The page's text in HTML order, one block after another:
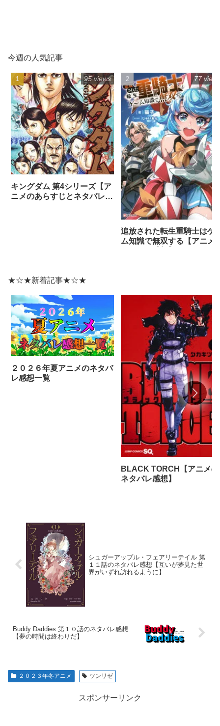
今週の人気記事
キングダム 第4シリーズ【ア
ニメのあらすじとネタバレ感
95 views
追放された転生重騎士はゲ
ム知識で無双する【アニメ
77
★☆★新着記事★☆★
２０２６年夏アニメのネタバ
レ感想一覧
BLACK TORCH【アニメの
ネタバレ感想】
シュガーアップル・フェアリーテイル 第
１１話のネタバレ感想【互いが夢見た世
界がいずれ訪れるように】
Buddy Daddies 第１０話のネタバレ感想
【夢の時間は終わりだ】
２０２３年冬アニメ ツンリゼ
スポンサーリンク